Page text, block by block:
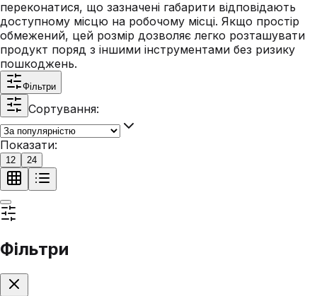
переконатися, що зазначені габарити відповідають
доступному місцю на робочому місці. Якщо простір
обмежений, цей розмір дозволяє легко розташувати
продукт поряд з іншими інструментами без ризику
пошкоджень.
Фільтри
Сортування:
Показати:
12 24
Фільтри